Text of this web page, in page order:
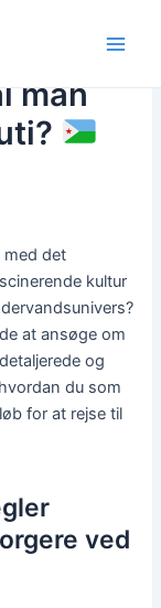
man
med det
kultur
at ansøge om
og
du som
for at rejse til
ved